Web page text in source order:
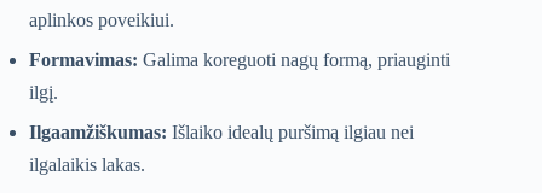
aplinkos poveikiui.
Formavimas: Galima koreguoti nagų formą, priauginti
ilgį.
Ilgaamžiškumas: Išlaiko idealų puršimą ilgiau nei
ilgalaikis lakas.